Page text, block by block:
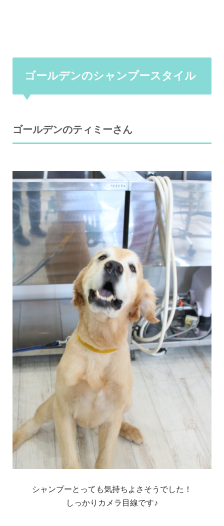
ゴールデンのシャンプースタイル
ゴールデンのティミーさん
シャンプーとっても気持ちよさそうでした！
しっかりカメラ目線です♪